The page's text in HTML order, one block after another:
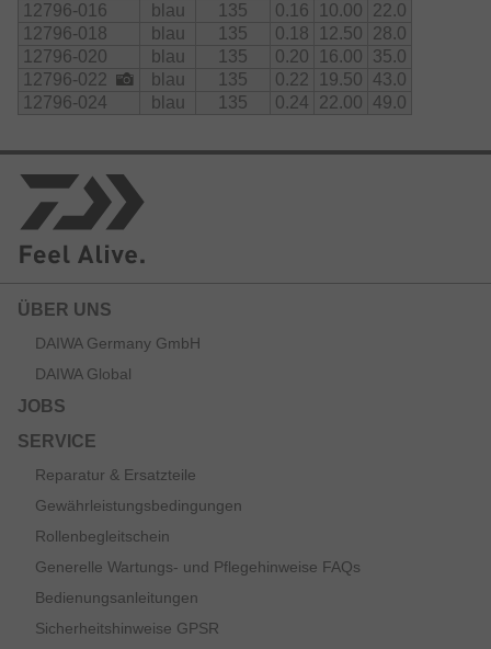
12796-016
blau 135 0.16 10.00
22.0
12796-018
blau 135 0.18 12.50
28.0
12796-020
blau 135 0.20 16.00
35.0
12796-022
blau 135 0.22 19.50
43.0
12796-024
blau 135 0.24 22.00 49.0
ÜBER UNS
DAIWA Germany GmbH
DAIWA Global
JOBS
SERVICE
Reparatur & Ersatzteile
Gewährleistungsbedingungen
Rollenbegleitschein
Generelle Wartungs- und Pflegehinweise FAQs
Bedienungsanleitungen
Sicherheitshinweise GPSR